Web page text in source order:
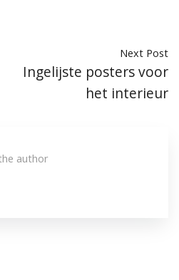
Next Post
Ingelijste posters voor
het interieur
author